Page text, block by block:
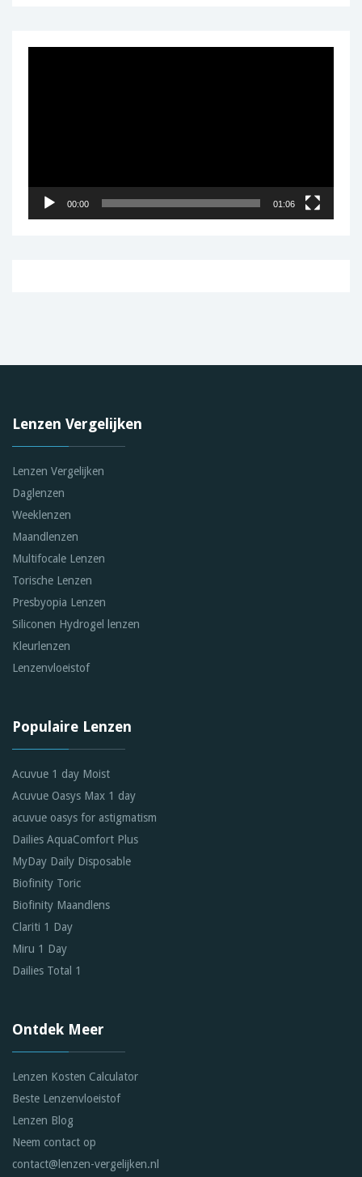
00:00 01:06
Lenzen Vergelijken
Lenzen Vergelijken
Daglenzen
Weeklenzen
Maandlenzen
Multifocale Lenzen
Torische Lenzen
Presbyopia Lenzen
Siliconen Hydrogel lenzen
Kleurlenzen
Lenzenvloeistof
Populaire Lenzen
Acuvue 1 day Moist
Acuvue Oasys Max 1 day
acuvue oasys for astigmatism
Dailies AquaComfort Plus
MyDay Daily Disposable
Biofinity Toric
Biofinity Maandlens
Clariti 1 Day
Miru 1 Day
Dailies Total 1
Ontdek Meer
Lenzen Kosten Calculator
Beste Lenzenvloeistof
Lenzen Blog
Neem contact op
contact@lenzen-vergelijken.nl